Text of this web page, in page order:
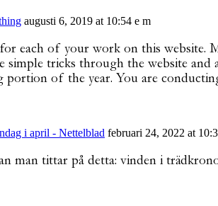
augusti 6, 2019 at 10:54 e m
each of your work on this website.
simple tricks through the website
portion of the year. You are
i april - Nettelblad februari 24, 2022 at
man tittar på detta: vinden i